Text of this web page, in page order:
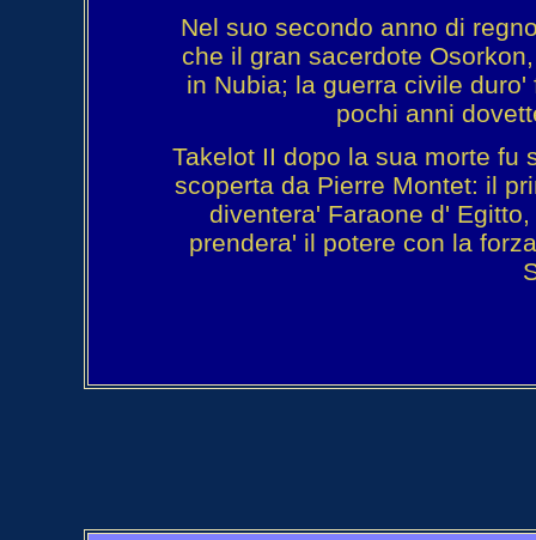
Nel suo secondo anno di
che il gran sacerdote
in Nubia; la guerra civile
pochi anni
Takelot II dopo la sua morte fu
scoperta da Pierre Montet: il
diventera' Faraone d'
prendera' il potere con la